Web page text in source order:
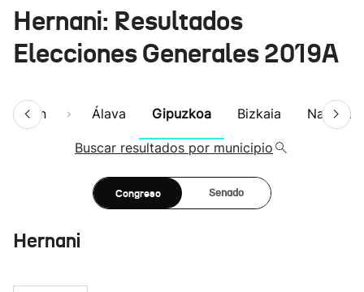
Hernani: Resultados
Elecciones Generales 2019A
Álava Gipuzkoa Bizkaia Navarra
Buscar resultados por municipio
Congreso Senado
Hernani